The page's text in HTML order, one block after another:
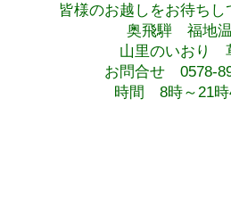
皆様のお越しをお待ちし
奥飛騨 福地
山里のいおり
お問合せ 0578-
時間 8時～21時